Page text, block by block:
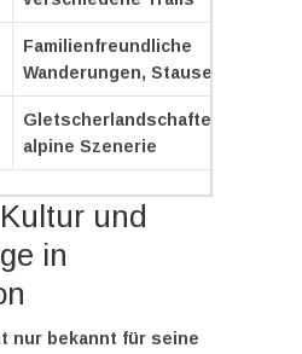
Familienfreundliche
Wanderungen, Stausee
Gletscherlandschaften,
alpine Szenerie
und
in
nur bekannt für seine